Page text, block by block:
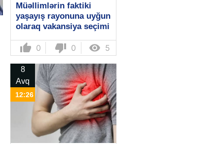
Müəllimlərin faktiki
yaşayış rayonuna uyğun
olaraq vakansiya seçimi
thumb_up 0 thumb_down 0  5
8
Avq
12:26